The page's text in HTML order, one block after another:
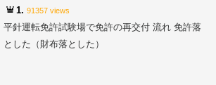
1.91357 views
平針運転免許試験場で免許の再交付 流れ 免許落
とした（財布落とした）